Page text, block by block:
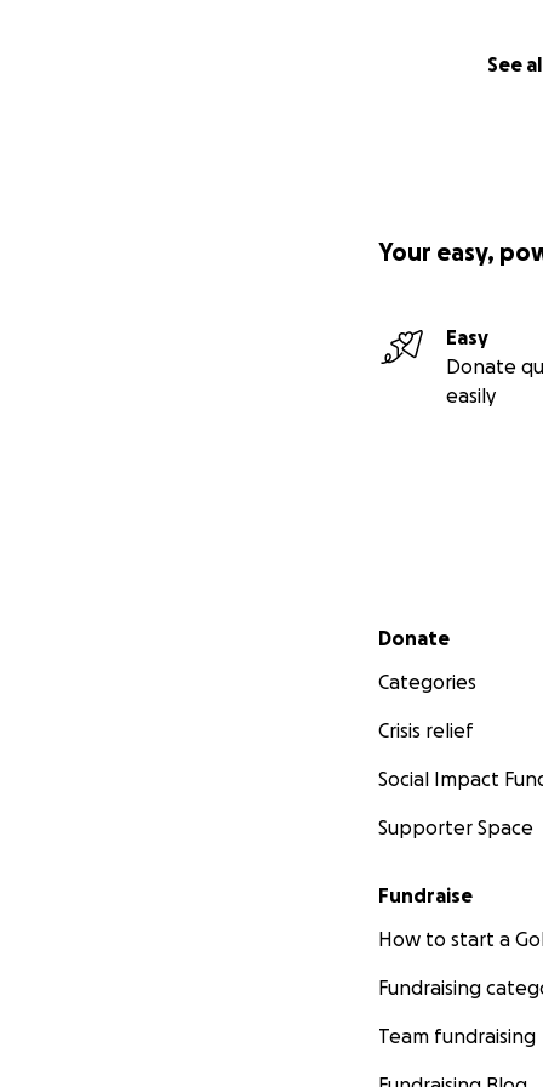
See
Your easy,
Easy
Donate
easily
Secondary menu
Donate
Categories
Crisis relief
Social Impact
Supporter Space
Fundraise
How to start a
Fundraising
Team fundraising